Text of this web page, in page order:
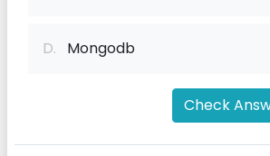
D. Mongodb
Check